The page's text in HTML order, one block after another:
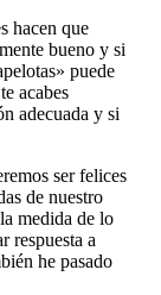
hacen que
bueno y si
puede
acabes
adecuada y si
ser felices
de nuestro
medida de lo
respuesta a
he pasado